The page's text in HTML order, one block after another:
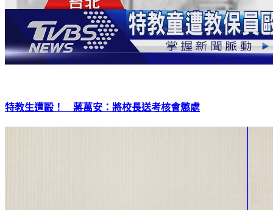
特教生遭毆！ 蔣萬安：將校長送考核會懲處